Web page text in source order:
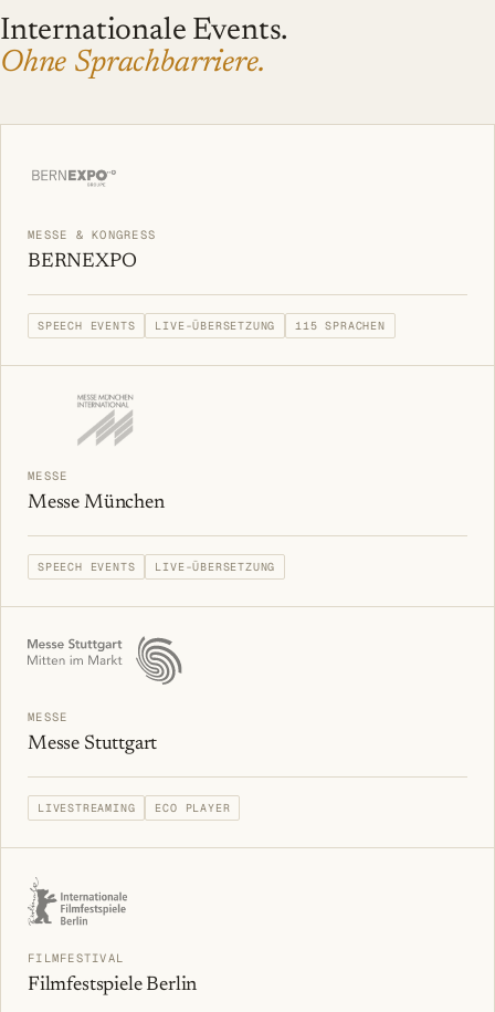
Internationale Events.
Ohne Sprachbarriere.
MESSE & KONGRESS
BERNEXPO
SPEECH EVENTS LIVE-ÜBERSETZUNG 115 SPRACHEN
MESSE
Messe München
SPEECH EVENTS LIVE-ÜBERSETZUNG
MESSE
Messe Stuttgart
LIVESTREAMING ECO PLAYER
FILMFESTIVAL
Filmfestspiele Berlin